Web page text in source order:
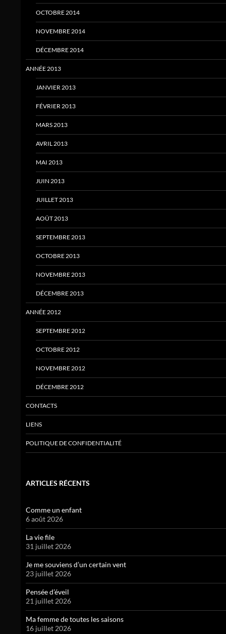
OCTOBRE 2014
NOVEMBRE 2014
DÉCEMBRE 2014
ANNÉE 2013
JANVIER 2013
FÉVRIER 2013
MARS 2013
AVRIL 2013
MAI 2013
JUIN 2013
JUILLET 2013
AOÛT 2013
SEPTEMBRE 2013
OCTOBRE 2013
NOVEMBRE 2013
DÉCEMBRE 2013
ANNÉE 2012
SEPTEMBRE 2012
OCTOBRE 2012
NOVEMBRE 2012
DÉCEMBRE 2012
CONTACTS
LIENS
POLITIQUE DE CONFIDENTIALITÉ
ARTICLES RÉCENTS
Comme un enfant
6 août 2026
La vie file
31 juillet 2026
Je me souviens d’un certain vent
23 juillet 2026
Pensée d’éveil
21 juillet 2026
Ma femme de toutes les saisons
16 juillet 2026